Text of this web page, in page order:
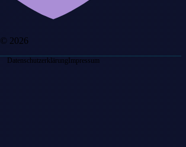
© 2026
DatenschutzerklärungImpressum